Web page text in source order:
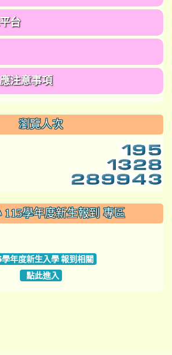
台
注意事項
瀏覽人次
115學年度新生報到 專區
學年度新生入學 報到相關
點此進入